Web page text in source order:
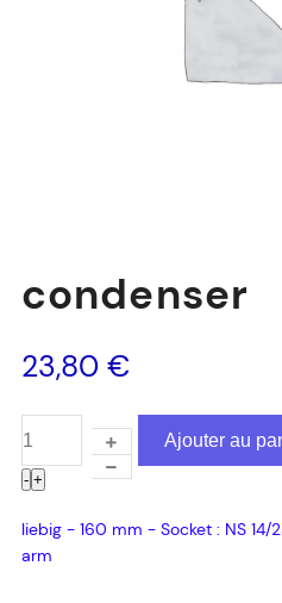
condenser
23,80 €
- +
Ajouter au
liebig - 160 mm - Socket : NS 14/
arm